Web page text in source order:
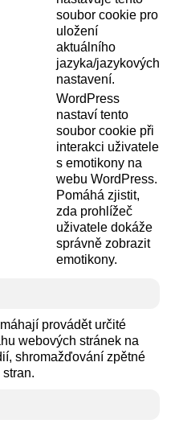
soubor cookie pro
uložení
aktuálního
jazyka/jazykových
nastavení.
WordPress
nastaví tento
soubor cookie při
interakci uživatele
s emotikony na
webu WordPress.
Pomáhá zjistit,
zda prohlížeč
uživatele dokáže
správně zobrazit
emotikony.
provádět určité
webových stránek na
shromažďování zpětné